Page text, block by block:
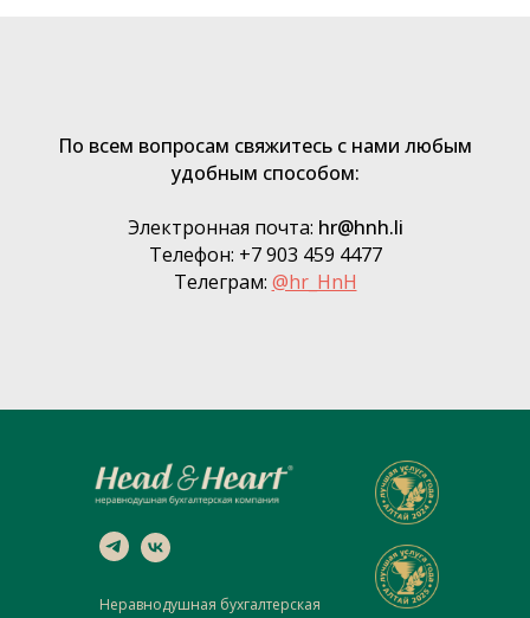
По всем вопросам свяжитесь с нами любым
удобным способом:
Электронная почта: hr@hnh.li
Телефон: +7 903 459 4477
Телеграм: @hr_HnH
Неравнодушная бухгалтерская